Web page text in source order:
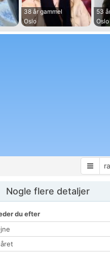
38 år gammel
Oslo
53
Oslo
Nogle flere detaljer
du efter